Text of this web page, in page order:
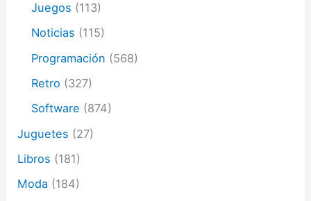
Juegos (113)
Noticias (115)
Programación (568)
Retro (327)
Software (874)
Juguetes (27)
Libros (181)
Moda (184)